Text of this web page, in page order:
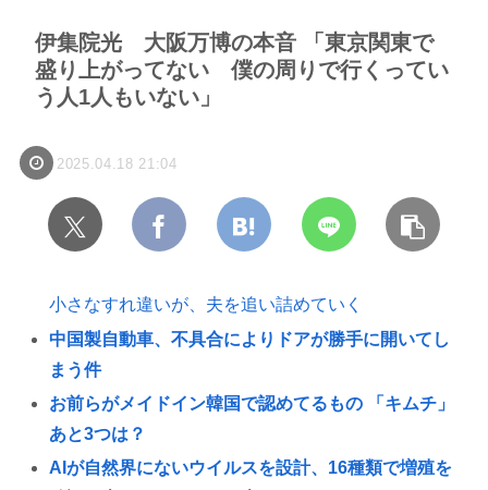
伊集院光 大阪万博の本音 「東京関東で
盛り上がってない 僕の周りで行くってい
う人1人もいない」
2025.04.18 21:04
小さなすれ違いが、夫を追い詰めていく
中国製自動車、不具合によりドアが勝手に開いてし
まう件
お前らがメイドイン韓国で認めてるもの 「キムチ」
あと3つは？
AIが自然界にないウイルスを設計、16種類で増殖を